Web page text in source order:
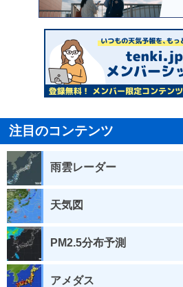
注目のコンテンツ
雨雲レーダー
天気図
PM2.5分布予測
アメダス